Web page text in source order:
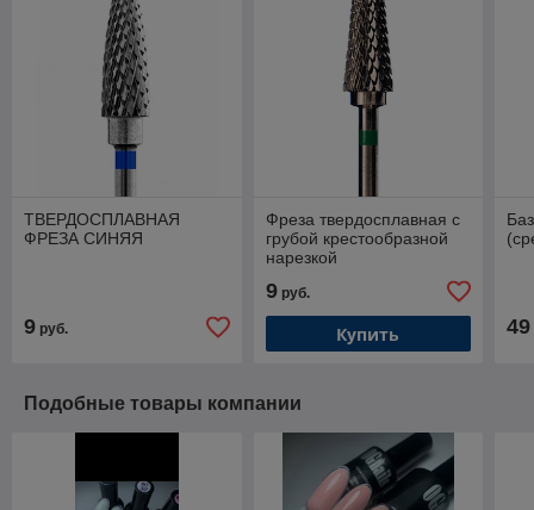
ТВЕРДОСПЛАВНАЯ
ФРЕЗА СИНЯЯ
9 руб.
Фреза твердосплавная с
грубой крестообразной
нарезкой
9руб.
Купить 49
Подобные товары компании